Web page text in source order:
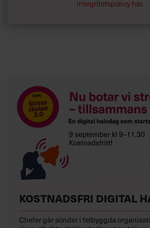
integritetspolicy här.
KOSTNADSFRI DIGITAL
Chefer går sönder i felbyggda